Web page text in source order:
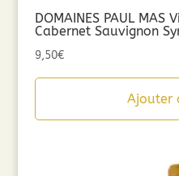
DOMAINES PAUL MAS
Cabernet Sauvignon
9,50€
Ajouter